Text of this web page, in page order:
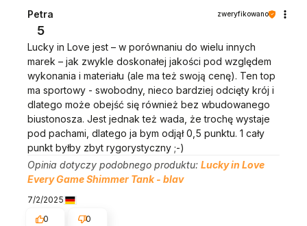
Petra zweryfikowano
5
Lucky in Love jest – w porównaniu do wielu innych
marek – jak zwykle doskonałej jakości pod względem
wykonania i materiału (ale ma też swoją cenę). Ten top
ma sportowy - swobodny, nieco bardziej odcięty krój i
dlatego może obejść się również bez wbudowanego
biustonosza. Jest jednak też wada, że trochę wystaje
pod pachami, dlatego ja bym odjął 0,5 punktu. 1 cały
punkt byłby zbyt rygorystyczny ;-)
Opinia dotyczy podobnego produktu: Lucky in Love
Every Game Shimmer Tank - blav
7/2/2025
0
0